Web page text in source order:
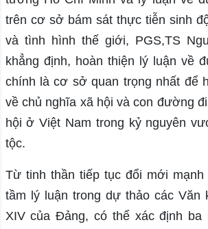
trên cơ sở bám sát thực tiễn sinh
và tình hình thế giới, PGS,TS
khẳng định, hoàn thiện lý luận về
chính là cơ sở quan trọng nhất để
về chủ nghĩa xã hội và con đường
hội ở Việt Nam trong kỷ nguyên
tộc.
Từ tinh thần tiếp tục đổi mới
tầm lý luận trong dự thảo các Văn
XIV của Đảng, có thể xác định ba